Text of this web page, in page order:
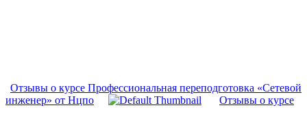
Отзывы о курсе Профессиональная переподготовка «Сетевой
инженер» от Нцпо
Отзывы о курсе